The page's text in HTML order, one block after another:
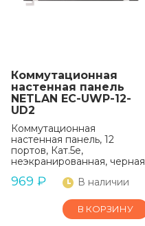
Коммутационная
настенная панель
NETLAN EC-UWP-12-
UD2
Коммутационная
настенная панель, 12
портов, Кат.5e,
неэкранированная, черная
969 ₽ В наличии
В КОРЗИНУ